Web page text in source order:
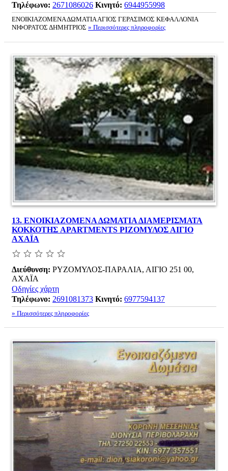
Τηλέφωνο: 2671086026 Κινητό: 6944955998
ΕΝΟΙΚΙΑΖΟΜΕΝΑ ΔΩΜΑΤΙΑ ΑΓΙΟΣ ΓΕΡΑΣΙΜΟΣ ΚΕΦΑΛΛΟΝΙΑ
ΝΙΦΟΡΑΤΟΣ ΔΗΜΗΤΡΙΟΣ » Περισσότερες πληροφορίες
13. ΕΝΟΙΚΙΑΖΟΜΕΝΑ ΔΩΜΑΤΙΑ ΔΙΑΜΕΡΙΣΜΑΤΑ
ΚΟΚΚΟΤΗΣ APARTMENTS ΡΙΖΟΜΥΛΟΣ ΑΙΓΙΟ
ΑΧΑΪΑ
Διεύθυνση: ΡΥΖΟΜΥΛΟΣ-ΠΑΡΑΛΙΑ, ΑΙΓΙΟ 251 00,
ΑΧΑΪΑ
Οδηγίες χάρτη
Τηλέφωνο: 2691081373 Κινητό: 6977594137
» Περισσότερες πληροφορίες